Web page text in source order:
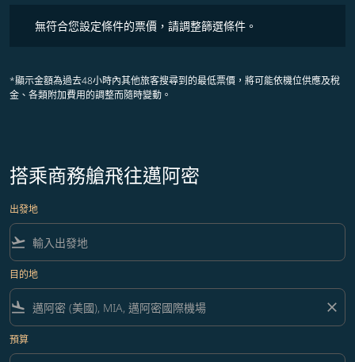
無符合您設定條件的票價，請調整篩選條件。
*顯示金額為過去48小時內其他旅客搜尋到的最低票價，將可能依機位供應及稅
金、各類附加費用的調整而隨時變動。
搭乘商務艙飛往邁阿密
出發地
flight_takeoff
目的地
flight_land close
預算